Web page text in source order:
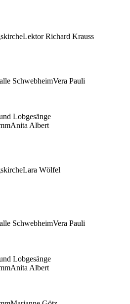
Lektor Richard Krauss
SchwebheimVera Pauli
Lobgesänge
Anita Albert
Lara Wölfel
SchwebheimVera Pauli
Lobgesänge
Anita Albert